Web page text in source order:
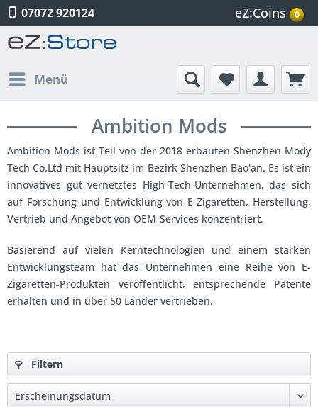
07072 920124 eZ:Coins 0
Menü
Ambition Mods
Ambition Mods ist Teil von der 2018 erbauten Shenzhen Mody
Tech Co.Ltd mit Hauptsitz im Bezirk Shenzhen Bao'an. Es ist ein
innovatives gut vernetztes High-Tech-Unternehmen, das sich
auf Forschung und Entwicklung von E-Zigaretten, Herstellung,
Vertrieb und Angebot von OEM-Services konzentriert.
Basierend auf vielen Kerntechnologien und einem starken
Entwicklungsteam hat das Unternehmen eine Reihe von E-
Zigaretten-Produkten veröffentlicht, entsprechende Patente
erhalten und in über 50 Länder vertrieben.
Filtern